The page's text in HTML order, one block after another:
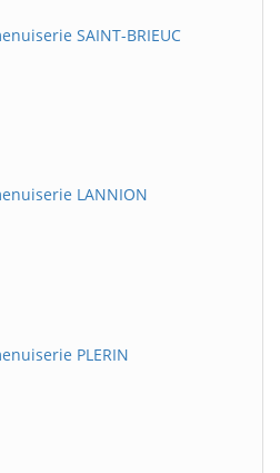
SAINT-BRIEUC
LANNION
PLERIN